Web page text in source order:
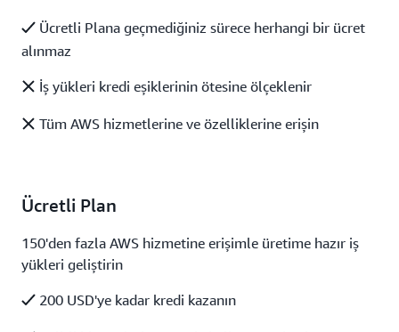
Ücretli Plana geçmediğiniz sürece herhangi bir ücret
alınmaz
İş yükleri kredi eşiklerinin ötesine ölçeklenir
Tüm AWS hizmetlerine ve özelliklerine erişin
Ücretli Plan
150'den fazla AWS hizmetine erişimle üretime hazır iş
yükleri geliştirin
200 USD'ye kadar kredi kazanın